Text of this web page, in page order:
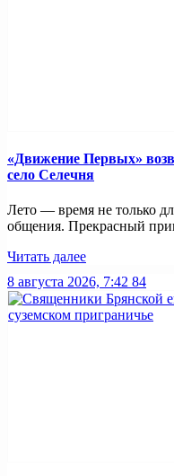
«Движение Первых»
село Селечня
Лето — время не только
общения. Прекрасный
Читать далее
8 августа 2026, 7:42 84